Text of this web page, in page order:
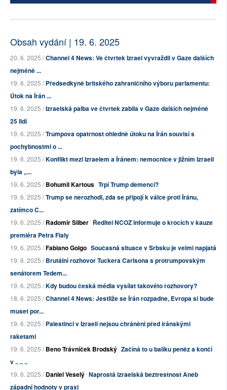
Obsah vydání | 19. 6. 2025
20. 6. 2025 /Channel 4 News: Ve čtvrtek Izrael vyvraždil v Gaze dalších
nejméně ...
19. 6. 2025 /Předsedkyně britského zahraničního výboru parlamentu:
Útok na Írán ...
19. 6. 2025 /Izraelská palba ve čtvrtek zabila v Gaze dalších nejméně
25 lidí
19. 6. 2025 /Trumpova opatrnost ohledně útoku na Írán souvisí s
pochybnostmi o ...
19. 6. 2025 /Konflikt mezi Izraelem a Íránem: nemocnice v jižním Izraeli
byla „...
19. 6. 2025 /Bohumil Kartous Trpí Trump demencí?
19. 6. 2025 /Trump se nerozhodl, zda se připojí k válce proti Íránu,
zatímco C...
19. 6. 2025 /Radomír Silber Ředitel NCOZ informuje o krocích v kauze
premiéra Petra Fialy
19. 6. 2025 /Fabiano Golgo Současná situace v Srbsku je velmi napjatá
19. 6. 2025 /Brutální rozhovor Tuckera Carlsona s protrumpovským
senátorem Tedem...
19. 6. 2025 /Kdy budou česká média vysílat takovéto rozhovory?
18. 6. 2025 /Channel 4 News: Jestliže se Írán rozpadne, Evropa si bude
muset por...
19. 6. 2025 /Palestinci v Izraeli nejsou chráněni před íránskými
raketami
19. 6. 2025 /Beno Trávníček Brodský Začíná to u balíku peněz a končí
v .. .. ..
19. 6. 2025 /Daniel Veselý Naprostá izraelská beztrestnost Aneb
západní hodnoty v praxi